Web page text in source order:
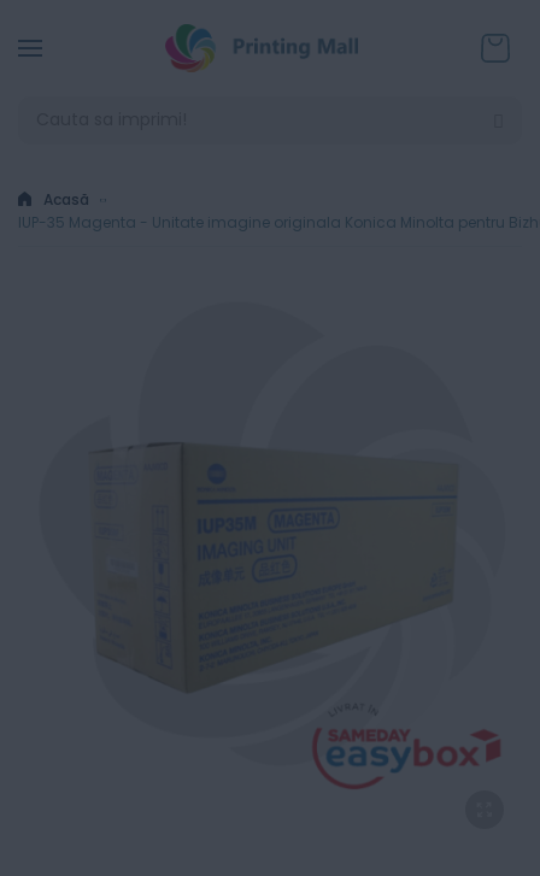
Acasă
IUP-35 Magenta - Unitate imagine originala Konica Minolta pentru